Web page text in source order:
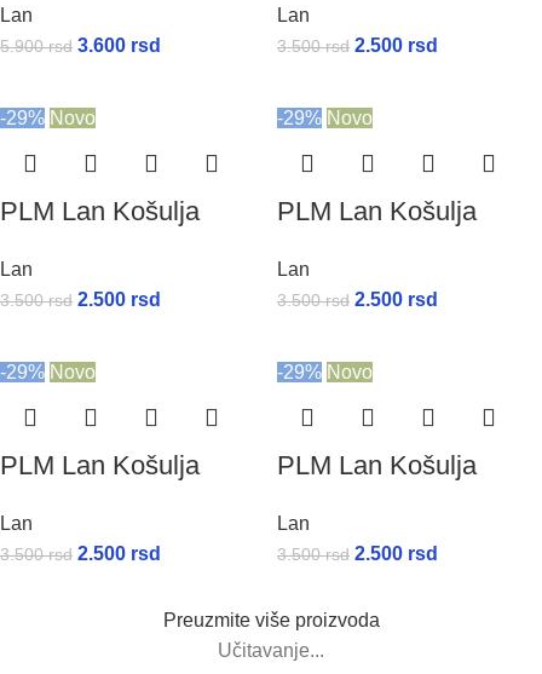
Lan
5.900rsd 3.600 rsd
Lan
3.500rsd 2.500 rsd
-29% Novo
PLM Lan Košulja
Lan
3.500rsd 2.500 rsd
-29% Novo
PLM Lan Košulja
Lan
3.500rsd 2.500 rsd
-29% Novo
PLM Lan Košulja
Lan
3.500rsd 2.500 rsd
-29% Novo
PLM Lan Košulja
Lan
3.500rsd 2.500 rsd
Preuzmite više proizvoda
Učitavanje...